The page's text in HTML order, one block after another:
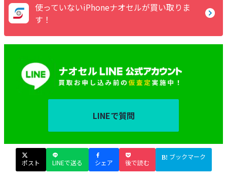
使っていないiPhoneナオセルが買い取りま
す！
LINEで質問
ポスト LINEで送る シェア 後で読む
ブックマーク